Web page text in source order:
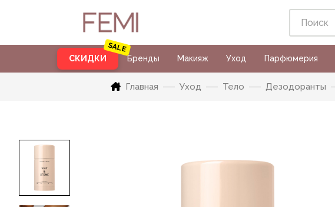
СКИДКИ Бренды Макияж Уход Парфюмерия
Главная Уход Тело Дезодоранты